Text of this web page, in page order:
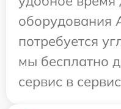
оборудования
потребуется
мы бесплатно
сервис в